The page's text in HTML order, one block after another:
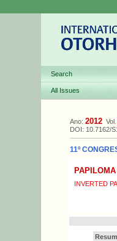
Search
All Issues
Ano: 2012Vol.
DOI: 10.7162/
11º
INVERTED